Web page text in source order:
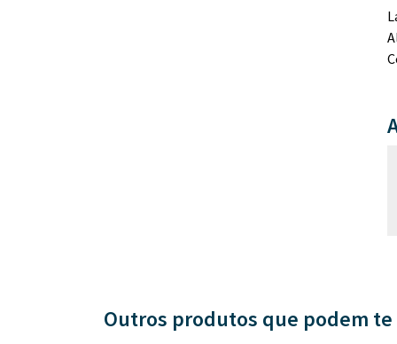
Outros produtos que podem